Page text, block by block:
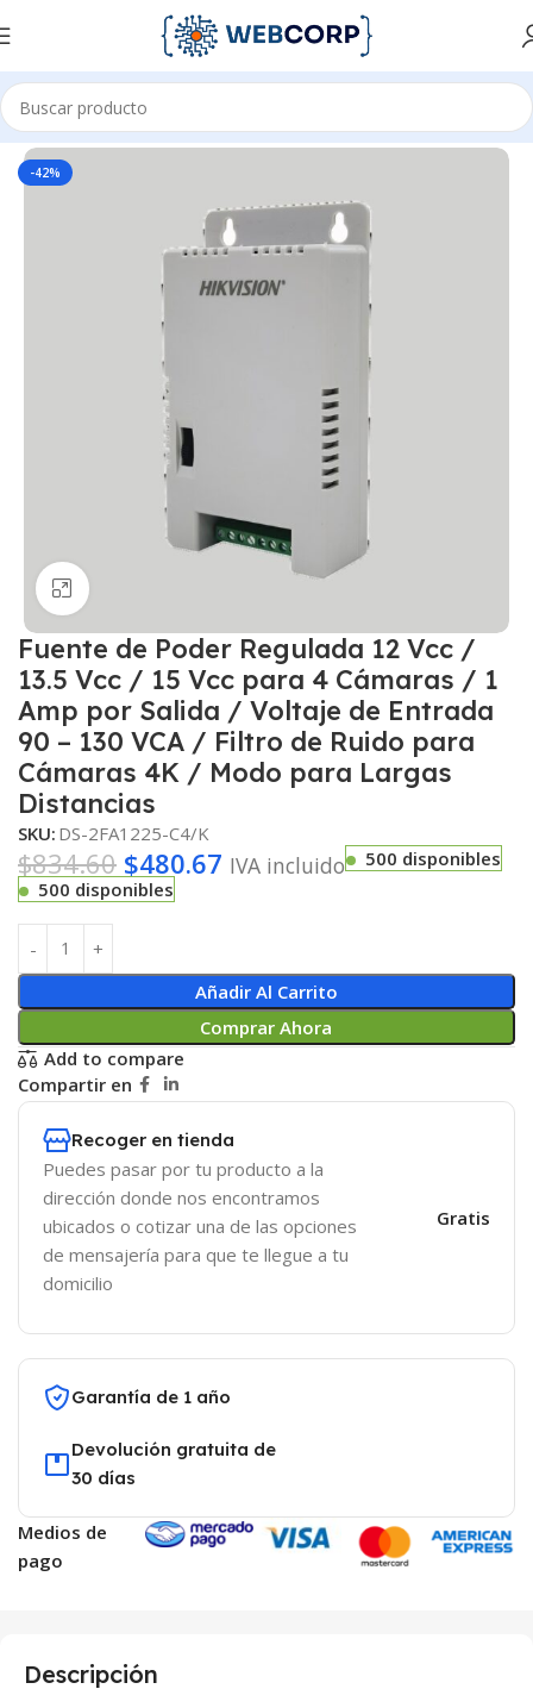
Inicio ENERGÍA FUENTE DE PODER
-42%
Haga clic para ampliar
Fuente de Poder Regulada 12 Vcc /
13.5 Vcc / 15 Vcc para 4 Cámaras / 1
Amp por Salida / Voltaje de Entrada
90 – 130 VCA / Filtro de Ruido para
Cámaras 4K / Modo para Largas
Distancias
SKU: DS-2FA1225-C4/K
$834.60 $480.67 IVA incluido
500 disponibles
500 disponibles
Añadir Al Carrito
Comprar Ahora
Add to compare
Compartir en
Recoger en tienda
Puedes pasar por tu producto a la
dirección donde nos encontramos
ubicados o cotizar una de las opciones
de mensajería para que te llegue a tu
domicilio
Gratis
Garantía de 1 año
Devolución gratuita de
30 días
Medios de
pago
Descripción